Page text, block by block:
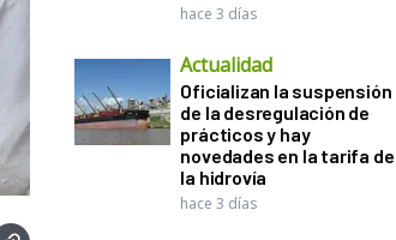
hace 3 días
Actualidad
Oficializan la suspensión
de la desregulación de
prácticos y hay
novedades en la tarifa de
la hidrovía
hace 3 días